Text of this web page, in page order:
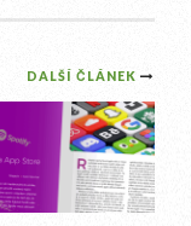
DALŠÍ ČLÁNEK